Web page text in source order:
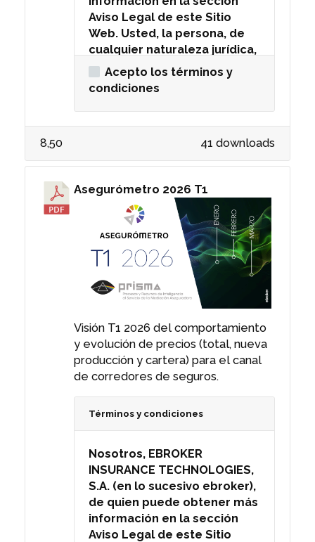
Aviso Legal de este Sitio
Web. Usted, la persona, de
cualquier naturaleza jurídica,
usuaria de los servicios de
este Sitio Web. Los
Condiciones rigen el uso que
documentos descargados
de este Sitio Web y a
disponibles por o a través de
este Sitio Web, incluyendo
cualquier contenido
derivado del mismo. AL USAR
EL SITIO WEB, USTED ACEPTA
Y ESTÁ DE ACUERDO CON
ESTOS TÉRMINOS Y
CONDICIONES EN LO QUE SE
REFIERE A SU USO DEL SITIO
WEB. Si usted no está de
acuerdo con estos Términos
y Condiciones, no puede
otra manera. 1. Derechos de
ebroker, ebroker. es dueño
único y exclusivo, de todos
los derechos, títulos e
intereses en y del Sitio Web,
de todo el contenido
(incluyendo, por ejemplo,
Acepto los términos y
condiciones
41 downloads
8,50
Asegurómetro 2026 T1
Visión T1 2026 del comportamiento
y evolución de precios (total, nueva
producción y cartera) para el canal
de corredores de seguros.
Términos y condiciones
Nosotros, EBROKER
INSURANCE TECHNOLOGIES,
S.A. (en lo sucesivo ebroker),
de quien puede obtener más
información en la sección
Aviso Legal de este Sitio